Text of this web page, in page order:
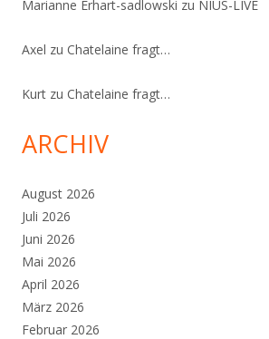
Marianne Erhart-sadlowski zu NIUS-LIVE
Axel zu Chatelaine fragt…
Kurt zu Chatelaine fragt…
ARCHIV
August 2026
Juli 2026
Juni 2026
Mai 2026
April 2026
März 2026
Februar 2026